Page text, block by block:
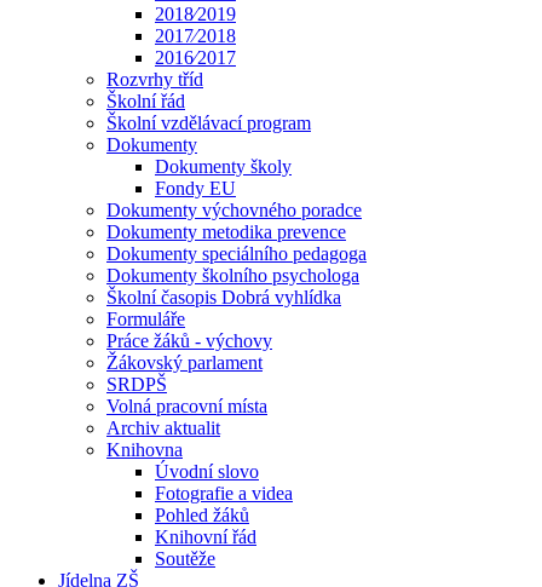
2018⁄2019
2017⁄2018
2016⁄2017
Rozvrhy tříd
Školní řád
Školní vzdělávací program
Dokumenty
Dokumenty školy
Fondy EU
Dokumenty výchovného poradce
Dokumenty metodika prevence
Dokumenty speciálního pedagoga
Dokumenty školního psychologa
Školní časopis Dobrá vyhlídka
Formuláře
Práce žáků - výchovy
Žákovský parlament
SRDPŠ
Volná pracovní místa
Archiv aktualit
Knihovna
Úvodní slovo
Fotografie a videa
Pohled žáků
Knihovní řád
Soutěže
Jídelna ZŠ